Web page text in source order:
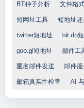
BT种子分析 文件格
短网址工具 短地址
twitter短地址 bit.do
goo.gl短地址 邮件工
匿名邮件发送 邮件
邮箱真实性检查 AI